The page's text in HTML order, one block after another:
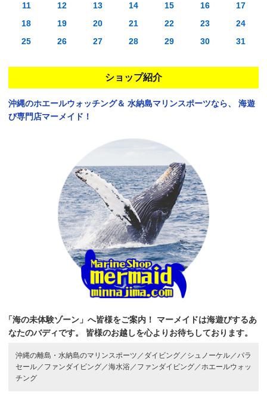
11
12 13 14 15 16
17
18
19 20 21 22 23
24
25
26 27 28 29 30 31
ショップ紹介
沖縄のホエールウォッチング＆ 水納島マリンスポーツなら、
海遊
び専門店マーメイド！
「海の未体験ゾーン」へ皆様をご案内！
マーメイドは海遊びするあ
なたのバディです。
皆様のお越しを心よりお待ちしております。
沖縄の離島・水納島のマリンスポーツ／ ダイビング／ シュノーケル／パラ
セール／ ファンダイビング／海水浴／ ファンダイビング／ホエールウォッ
チング